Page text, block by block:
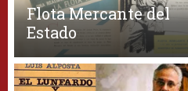
Flota Mercante del
Estado